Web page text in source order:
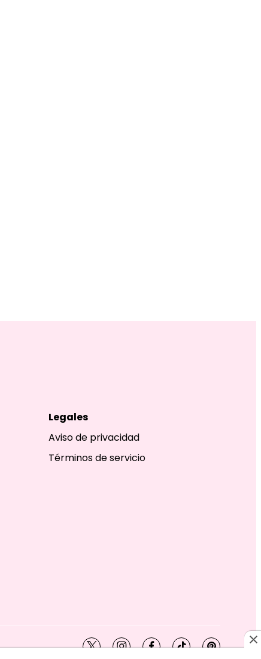
Legales
Aviso de privacidad
Términos de servicio
twitterinstagramfacebook
tiktokpinterest